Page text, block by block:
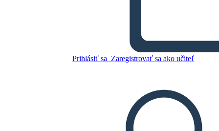
Prihlásiť sa Zaregistrovať sa ako učiteľ
Skopírujte tento Storyboard
PREHRAŤ PREZENTÁCIU
ČÍTAJ MI